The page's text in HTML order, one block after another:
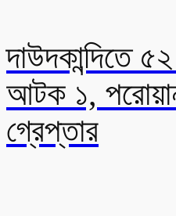
দাউদকান্দিতে
আটক ১,
গ্রেপ্তার